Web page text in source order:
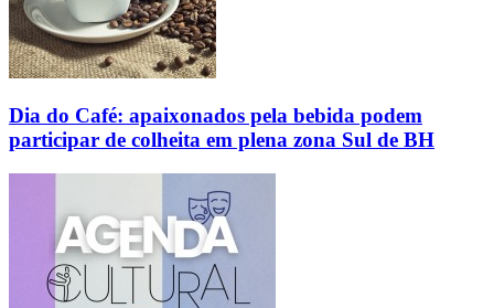
Dia do Café: apaixonados pela bebida podem
participar de colheita em plena zona Sul de BH